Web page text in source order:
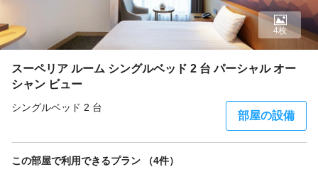
スーペリア ルーム シングルベッド 2 台 パーシャル オー
シャン ビュー
シングルベッド 2 台
部屋の設備
4枚
この部屋で利用できるプラン （4件）